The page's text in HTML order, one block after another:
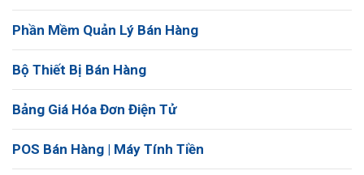
Phần Mềm Quản Lý Bán Hàng
Bộ Thiết Bị Bán Hàng
Bảng Giá Hóa Đơn Điện Tử
POS Bán Hàng | Máy Tính Tiền